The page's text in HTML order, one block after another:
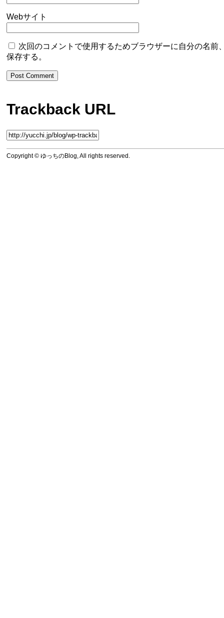
Webサイト
次回のコメントで使用するためブラウザーに自分の名前
保存する。
Trackback URL
Copyright © ゆっちのBlog, All rights reserved.